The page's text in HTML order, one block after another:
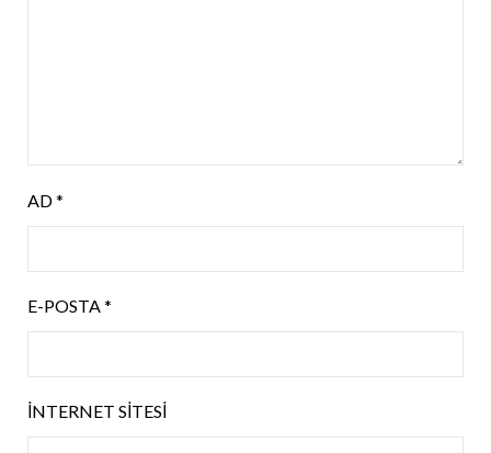
AD*
E-POSTA*
İNTERNET SITESI